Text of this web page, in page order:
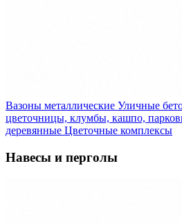
Вазоны металлические Уличные
цветочницы, клумбы, кашпо,
деревянные Цветочные комплексы
Навесы и перголы